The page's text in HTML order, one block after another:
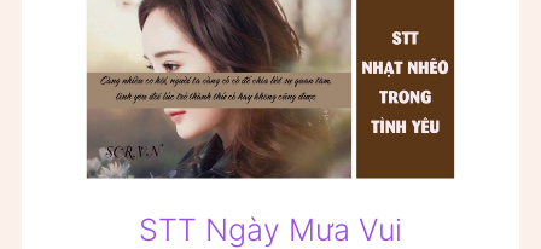
STT Ngày Mưa Vui